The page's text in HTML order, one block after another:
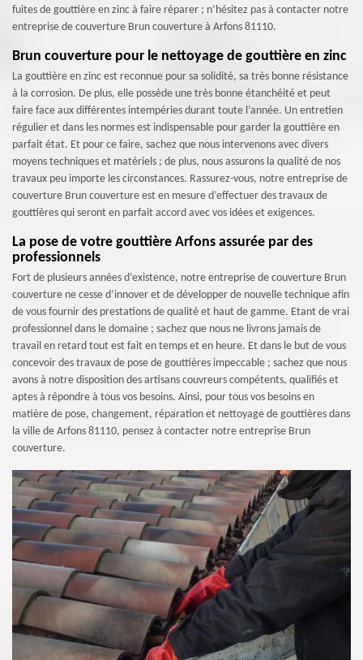
fuites de gouttière en zinc à faire réparer ; n’hésitez pas à contacter notre
entreprise de couverture Brun couverture à Arfons 81110.
Brun couverture pour le nettoyage de gouttière en zinc
La gouttière en zinc est reconnue pour sa solidité, sa très bonne résistance
à la corrosion. De plus, elle possède une très bonne étanchéité et peut
faire face aux différentes intempéries durant toute l’année. Un entretien
régulier et dans les normes est indispensable pour garder la gouttière en
parfait état. Et pour ce faire, sachez que nous intervenons avec divers
moyens techniques et matériels ; de plus, nous assurons la qualité de nos
travaux peu importe les circonstances. Rassurez-vous, notre entreprise de
couverture Brun couverture est en mesure d’effectuer des travaux de
gouttières qui seront en parfait accord avec vos idées et exigences.
La pose de votre gouttière Arfons assurée par des
professionnels
Fort de plusieurs années d’existence, notre entreprise de couverture Brun
couverture ne cesse d’innover et de développer de nouvelle technique afin
de vous fournir des prestations de qualité et haut de gamme. Etant de vrai
professionnel dans le domaine ; sachez que nous ne livrons jamais de
travail en retard tout est fait en temps et en heure. Et dans le but de vous
concevoir des travaux de pose de gouttières impeccable ; sachez que nous
avons à notre disposition des artisans couvreurs compétents, qualifiés et
aptes à répondre à tous vos besoins. Ainsi, pour tous vos besoins en
matière de pose, changement, réparation et nettoyage de gouttières dans
la ville de Arfons 81110, pensez à contacter notre entreprise Brun
couverture.